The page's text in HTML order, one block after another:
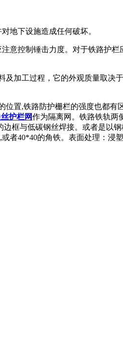
地下设施造成任何破坏。
意控制锤击力度。对于铁路护
及加工过程，它的外观质量取决
置,铁路防护栅栏的强度也都有
护栏网作为隔离网。铁路铁轨两
框与低碳钢丝焊接。或者是以
者40*40的角铁。表面处理：浸